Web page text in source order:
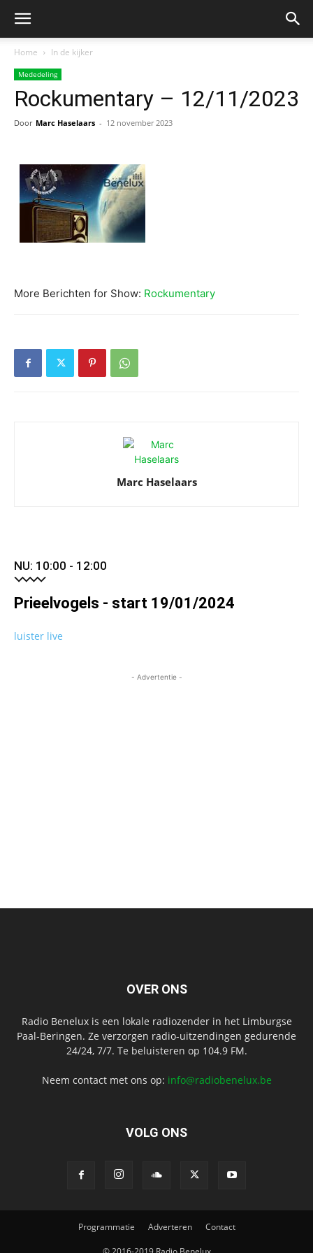
Home In de kijker
Mededeling
Rockumentary – 12/11/2023
Door Marc Haselaars - 12 november 2023
More Berichten for Show: Rockumentary
Marc Haselaars
NU: 10:00 - 12:00
Prieelvogels - start 19/01/2024
luister live
- Advertentie -
OVER ONS
Radio Benelux is een lokale radiozender in het Limburgse
Paal-Beringen. Ze verzorgen radio-uitzendingen gedurende
24/24, 7/7. Te beluisteren op 104.9 FM.
Neem contact met ons op: info@radiobenelux.be
VOLG ONS
Programmatie Adverteren Contact